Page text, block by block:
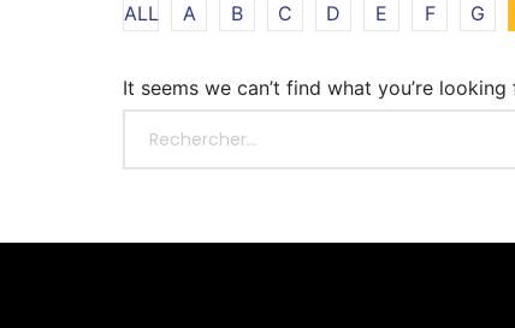
ALL A B C D E F G
It seems we can’t find what you’re